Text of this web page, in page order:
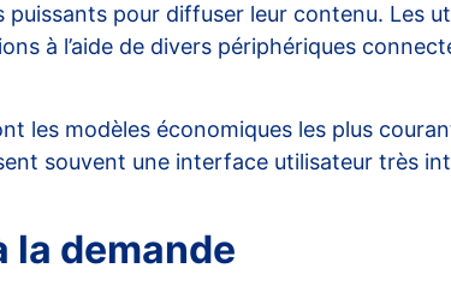
pour diffuser leur contenu. Les
à l’aide de divers périphériques
les modèles économiques les plus
souvent une interface utilisateur très
la demande